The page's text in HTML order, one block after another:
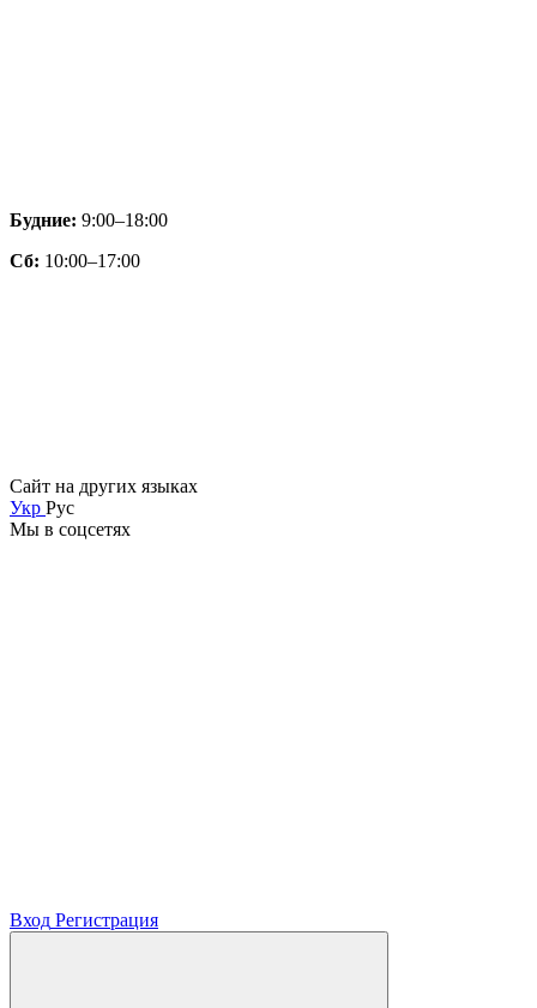
Будние: 9:00–18:00
Сб: 10:00–17:00
Сайт на других языках
Укр Рус
Мы в соцсетях
Вход Регистрация